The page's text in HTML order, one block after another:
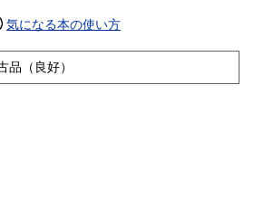
気になる本の使い方
品（良好）